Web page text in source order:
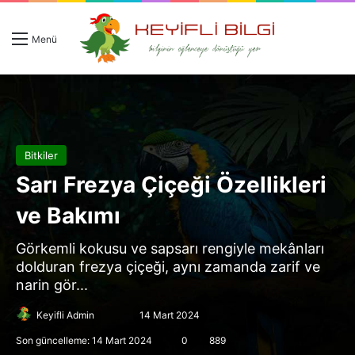
Menü
Bitkiler
Sarı Frezya Çiçeği Özellikleri
ve Bakımı
Görkemli kokusu ve sapsarı rengiyle mekânları
dolduran frezya çiçeği, aynı zamanda zarif ve
narin gör...
Keyifli Admin 14 Mart 2024
Son güncelleme: 14 Mart 2024 0 889